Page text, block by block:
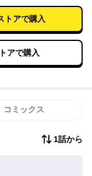
トアで購入
アで購入
コミックス
1話から